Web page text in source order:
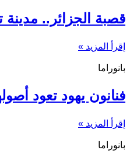
قصبة الجزائر.. مدينة
إقرأ المزيد »
بانوراما
فنانون يهود تعود
إقرأ المزيد »
بانوراما